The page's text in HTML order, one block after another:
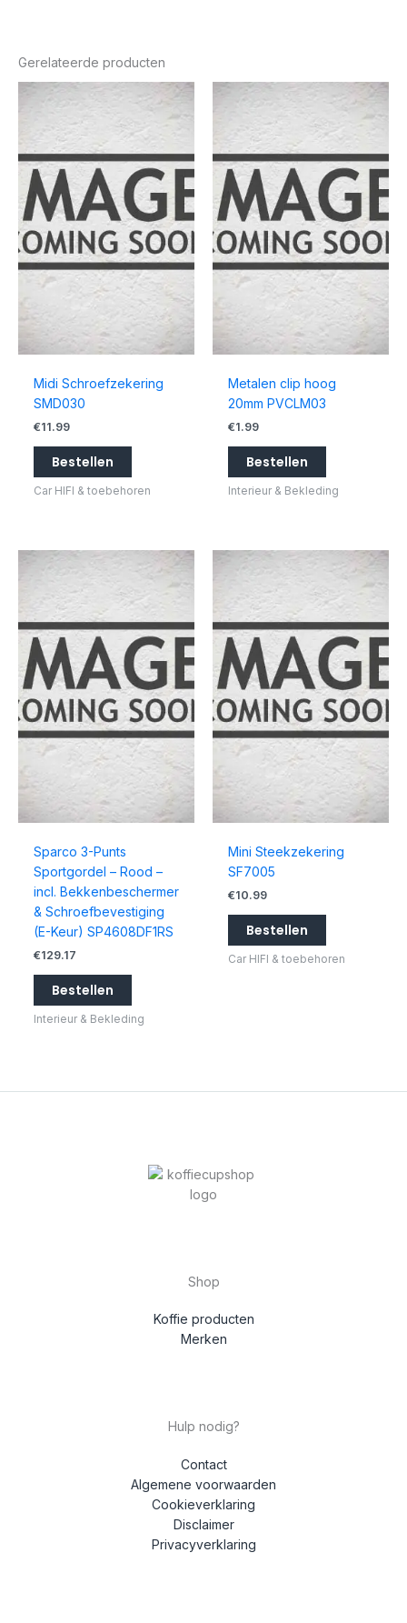
Gerelateerde producten
Midi Schroefzekering
SMD030
€11.99
Bestellen
Car HIFI & toebehoren
Metalen clip hoog
20mm PVCLM03
€1.99
Bestellen
Interieur & Bekleding
Sparco 3-Punts
Sportgordel – Rood –
incl. Bekkenbeschermer
& Schroefbevestiging
(E-Keur) SP4608DF1RS
€129.17
Bestellen
Interieur & Bekleding
Mini Steekzekering
SF7005
€10.99
Bestellen
Car HIFI & toebehoren
Shop
Koffie producten
Merken
Hulp nodig?
Contact
Algemene voorwaarden
Cookieverklaring
Disclaimer
Privacyverklaring